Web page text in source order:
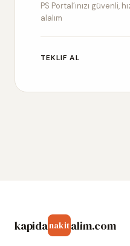
PS Portal’ınızı güvenli,
alalım
TEKLIF AL
kapidanakitalim.com